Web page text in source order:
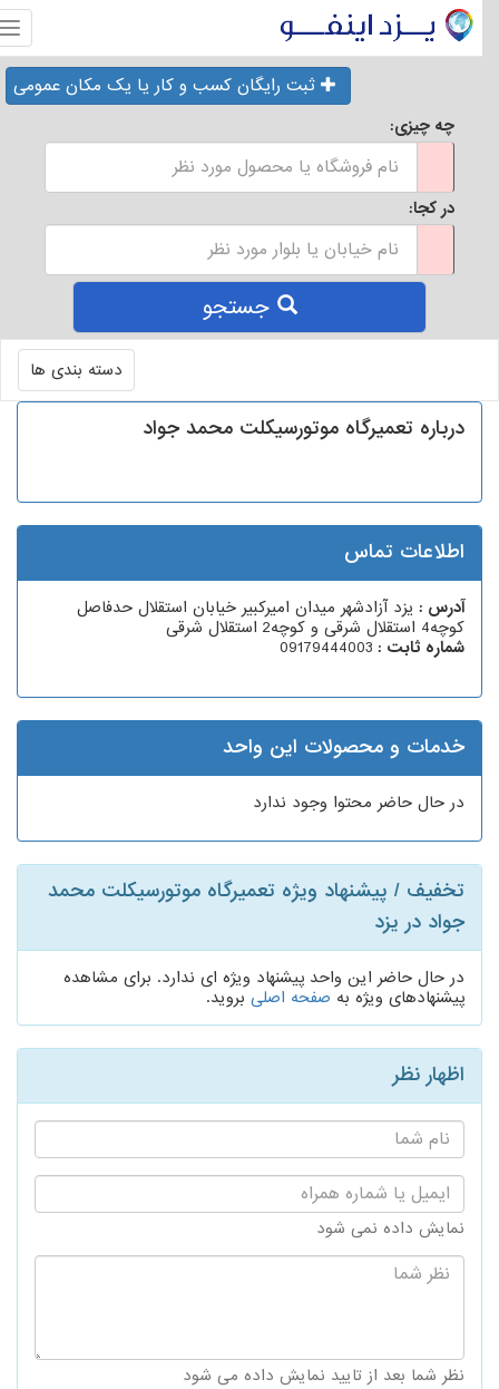
منو
ثبت رایگان کسب و کار یا یک مکان عمومی
چه چیزی:
در کجا:
جستجو
Toggle
navigation
دسته بندی ها
درباره تعمیرگاه موتورسیکلت محمد جواد
اطلاعات تماس
آدرس :یزد آزادشهر میدان امیرکبیر خیابان استقلال حدفاصل
کوچه4 استقلال شرقی و کوچه2 استقلال شرقی
شماره ثابت :09179444003
خدمات و محصولات این واحد
در حال حاضر محتوا وجود ندارد
تخفیف / پیشنهاد ویژه تعمیرگاه موتورسیکلت محمد
جواد در یزد
در حال حاضر این واحد پیشنهاد ویژه ای ندارد. برای مشاهده
پیشنهادهای ویژه بهصفحه اصلیبروید.
اظهار نظر
نام
شما:
ایمیل
شماره
همراه:
نمایش داده نمی شود
نظر
نظر شما بعد از تایید نمایش داده می شود